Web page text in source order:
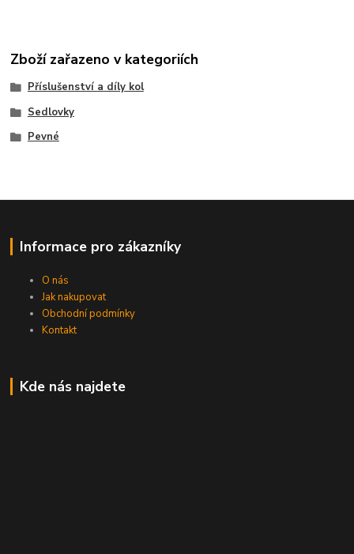
Zboží zařazeno v kategoriích
Příslušenství a díly kol
Sedlovky
Pevné
Informace pro zákazníky
O nás
Jak nakupovat
Obchodní podmínky
Kontakt
Kde nás najdete